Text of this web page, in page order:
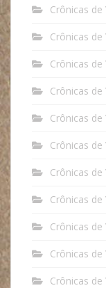
Crônicas de
Crônicas de
Crônicas de
Crônicas de
Crônicas de
Crônicas de
Crônicas
Crônicas de
Crônicas de
Crônicas de
Crônicas de